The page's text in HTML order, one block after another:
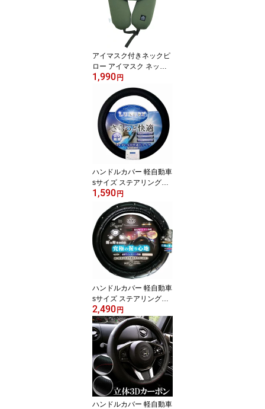
カー小物 車 車小物 車用
品 アクセサリー オリー
ブカーキ サンドカーキ
カーキ おしゃれ PROUD
GEAR プラウドギア PG
R019-119
アイマスク付きネックピ
ロー アイマスク ネック
ピロー 抗菌 快適 疲労緩
和 吊下げ マイクロビー
ズ 車中泊 アウトドア レ
ジャー キャンプ ギア カ
ーアクセサリー カー小物
車 車小物 車用品 アクセ
サリー オリーブカーキ
サンドカーキ PROUD G
EAR プラウドギア PGR0
22-122
1,990 円
ハンドルカバー 軽自動車
sサイズ ステアリングカ
バー メッシュ 快適 軽 コ
ンパクト 汎用 フリーサ
イズ 36.5cm〜37.9cm s
サイズ カーアクセサリー
カー小物 車小物 車 車用
品 アクセサリー おしゃ
れ PPH038
1,590 円
ハンドルカバー 軽自動車
sサイズ ステアリングカ
バー レザー調 キルティ
ング ラインストーン ス
トーン おしゃれ かわい
い 高級感 軽 コンパクト
汎用 nbox 車 カーアクセ
サリー 車アクセサリー
カー小物 車小物 車用品
PDRL010-PDVS010
2,490 円
ハンドルカバー 軽自動車